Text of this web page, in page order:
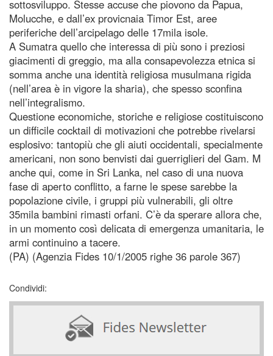
sottosviluppo. Stesse accuse che piovono da Papua,
Molucche, e dall’ex provicnaia Timor Est, aree
periferiche dell’arcipelago delle 17mila isole.
A Sumatra quello che interessa di più sono i preziosi
giacimenti di greggio, ma alla consapevolezza etnica si
somma anche una identità religiosa musulmana rigida
(nell’area è in vigore la sharia), che spesso sconfina
nell’integralismo.
Questione economiche, storiche e religiose costituiscono
un difficile cocktail di motivazioni che potrebbe rivelarsi
esplosivo: tantopiù che gli aiuti occidentali, specialmente
americani, non sono benvisti dai guerriglieri del Gam. M
anche qui, come in Sri Lanka, nel caso di una nuova
fase di aperto conflitto, a farne le spese sarebbe la
popolazione civile, i gruppi più vulnerabili, gli oltre
35mila bambini rimasti orfani. C’è da sperare allora che,
in un momento così delicata di emergenza umanitaria, le
armi continuino a tacere.
(PA) (Agenzia Fides 10/1/2005 righe 36 parole 367)
Condividi: